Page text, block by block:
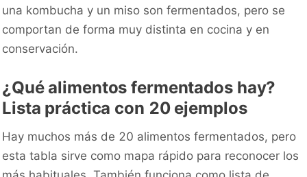
una kombucha y un miso son fermentados, pero se
comportan de forma muy distinta en cocina y en
conservación.
¿Qué alimentos fermentados hay?
Lista práctica con 20 ejemplos
Hay muchos más de 20 alimentos fermentados, pero
esta tabla sirve como mapa rápido para reconocer los